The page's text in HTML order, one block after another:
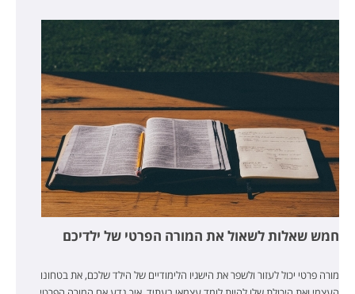
חמש שאלות לשאול את המורה הפרטי של ילדיכם
מורה פרטי יכול לעזור ולשפר את הישגיו הלימודיים של הילד שלכם, את בטחונו